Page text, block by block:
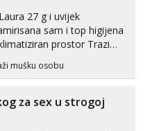
27 g i uvijek
sam i top higijena
prostor Trazim
sperme Erotsko rublje
neljubim se Wha...
mušku osobu
za sex u strogoj